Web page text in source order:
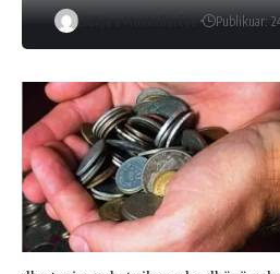
Lidhja e Hoxhallarëve Publikuar: